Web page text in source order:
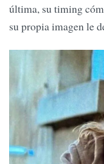
última, su timing
su propia imagen le